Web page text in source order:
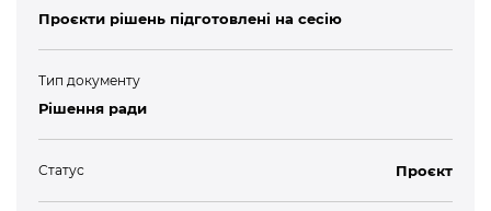
Проєкти рішень підготовлені на сесію
Тип документу
Рішення ради
Статус Проєкт